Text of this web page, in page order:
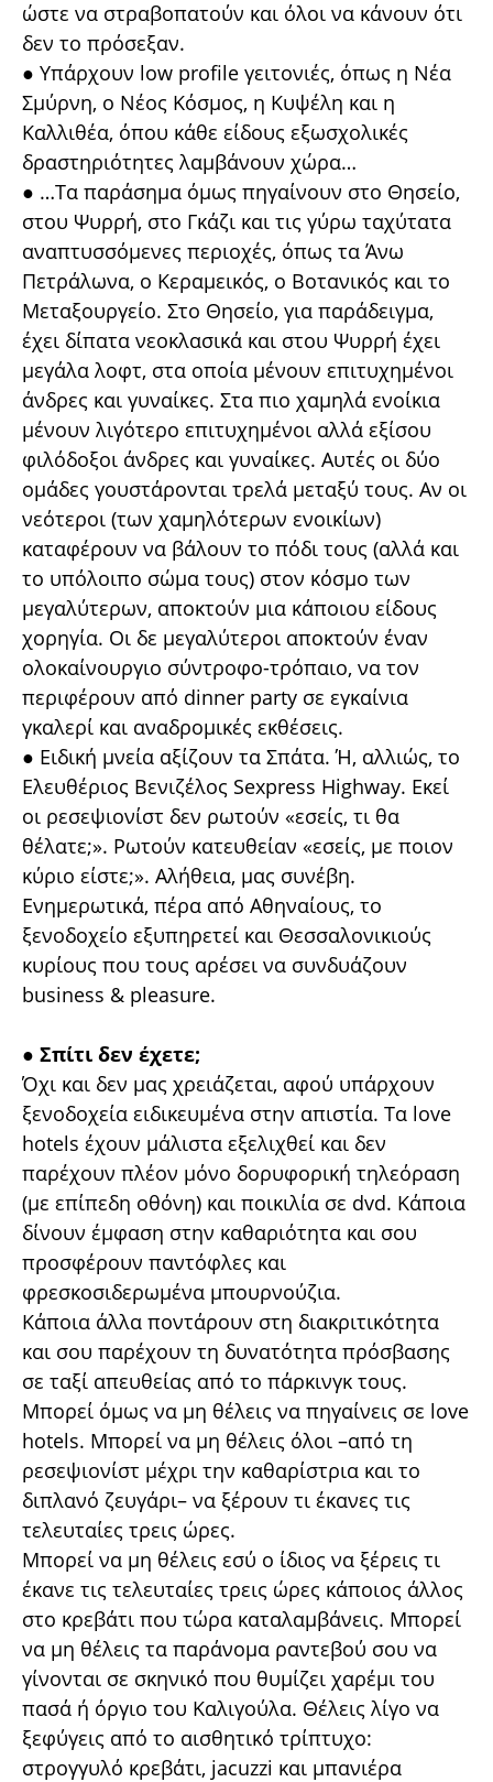
ώστε να στραβοπατούν και όλοι να κάνουν ότι
δεν το πρόσεξαν.
● Υπάρχουν low profile γειτονιές, όπως η Νέα
Σμύρνη, ο Νέος Κόσμος, η Κυψέλη και η
Καλλιθέα, όπου κάθε είδους εξωσχολικές
δραστηριότητες λαμβάνουν χώρα…
● …Τα παράσημα όμως πηγαίνουν στο Θησείο,
στου Ψυρρή, στο Γκάζι και τις γύρω ταχύτατα
αναπτυσσόμενες περιοχές, όπως τα Άνω
Πετράλωνα, ο Κεραμεικός, ο Βοτανικός και το
Μεταξουργείο. Στο Θησείο, για παράδειγμα,
έχει δίπατα νεοκλασικά και στου Ψυρρή έχει
μεγάλα λοφτ, στα οποία μένουν επιτυχημένοι
άνδρες και γυναίκες. Στα πιο χαμηλά ενοίκια
μένουν λιγότερο επιτυχημένοι αλλά εξίσου
φιλόδοξοι άνδρες και γυναίκες. Αυτές οι δύο
ομάδες γουστάρονται τρελά μεταξύ τους. Αν οι
νεότεροι (των χαμηλότερων ενοικίων)
καταφέρουν να βάλουν το πόδι τους (αλλά και
το υπόλοιπο σώμα τους) στον κόσμο των
μεγαλύτερων, αποκτούν μια κάποιου είδους
χορηγία. Οι δε μεγαλύτεροι αποκτούν έναν
ολοκαίνουργιο σύντροφο-τρόπαιο, να τον
περιφέρουν από dinner party σε εγκαίνια
γκαλερί και αναδρομικές εκθέσεις.
● Ειδική μνεία αξίζουν τα Σπάτα. Ή, αλλιώς, το
Ελευθέριος Βενιζέλος Sexpress Highway. Εκεί
οι ρεσεψιονίστ δεν ρωτούν «εσείς, τι θα
θέλατε;». Ρωτούν κατευθείαν «εσείς, με ποιον
κύριο είστε;». Αλήθεια, μας συνέβη.
Ενημερωτικά, πέρα από Αθηναίους, το
ξενοδοχείο εξυπηρετεί και Θεσσαλονικιούς
κυρίους που τους αρέσει να συνδυάζουν
business & pleasure.
● Σπίτι δεν έχετε;
Όχι και δεν μας χρειάζεται, αφού υπάρχουν
ξενοδοχεία ειδικευμένα στην απιστία. Τα love
hotels έχουν μάλιστα εξελιχθεί και δεν
παρέχουν πλέον μόνο δορυφορική τηλεόραση
(με επίπεδη οθόνη) και ποικιλία σε dvd. Κάποια
δίνουν έμφαση στην καθαριότητα και σου
προσφέρουν παντόφλες και
φρεσκοσιδερωμένα μπουρνούζια.
Κάποια άλλα ποντάρουν στη διακριτικότητα
και σου παρέχουν τη δυνατότητα πρόσβασης
σε ταξί απευθείας από το πάρκινγκ τους.
Μπορεί όμως να μη θέλεις να πηγαίνεις σε love
hotels. Μπορεί να μη θέλεις όλοι –από τη
ρεσεψιονίστ μέχρι την καθαρίστρια και το
διπλανό ζευγάρι– να ξέρουν τι έκανες τις
τελευταίες τρεις ώρες.
Μπορεί να μη θέλεις εσύ ο ίδιος να ξέρεις τι
έκανε τις τελευταίες τρεις ώρες κάποιος άλλος
στο κρεβάτι που τώρα καταλαμβάνεις. Μπορεί
να μη θέλεις τα παράνομα ραντεβού σου να
γίνονται σε σκηνικό που θυμίζει χαρέμι του
πασά ή όργιο του Καλιγούλα. Θέλεις λίγο να
ξεφύγεις από το αισθητικό τρίπτυχο:
στρογγυλό κρεβάτι, jacuzzi και μπανιέρα